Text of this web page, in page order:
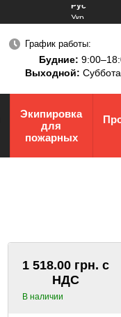
Рус
Укр
График работы:
Будние:
Выходной: Суббота,
Экипировка
для
пожарных
1 518.00 грн. с
НДС
В наличии